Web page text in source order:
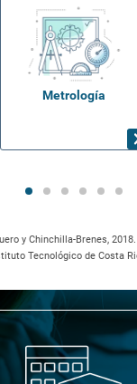
Metrología
y Chinchilla-Brenes,
Tecnológico de Costa